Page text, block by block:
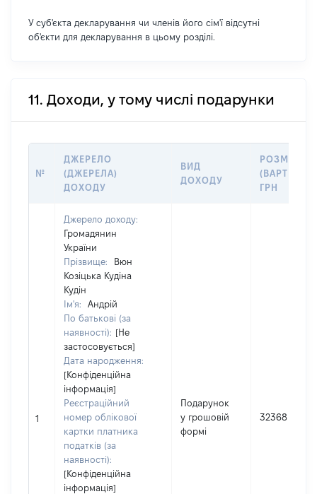
У суб'єкта декларування чи членів його сім'ї відсутні
об'єкти для декларування в цьому розділі.
11. Доходи, у тому числі подарунки
№
ДЖЕРЕЛО
(ДЖЕРЕЛА)
ДОХОДУ
ВИД
ДОХОДУ
РОЗМІР
(ВАРТІСТЬ),
ГРН
1
Джерело доходу:
Громадянин
України
Прізвище:
Вюн
Козіцька Кудіна
Кудін
Ім'я:
Андрій
По батькові (за
наявності): [Не
застосовується]
Дата народження:
[Конфіденційна
інформація]
Реєстраційний
номер облікової
картки платника
податків (за
наявності):
[Конфіденційна
інформація]
Подарунок
у грошовій
формі
32368